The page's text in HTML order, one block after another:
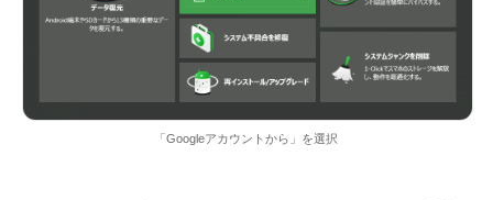
「Googleアカウントから」を選択